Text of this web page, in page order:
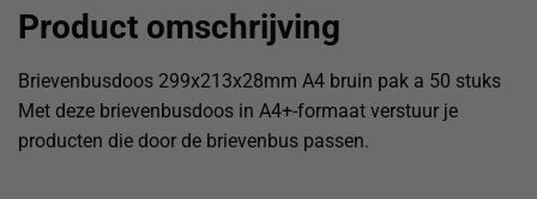
Product omschrijving
Brievenbusdoos 299x213x28mm A4 bruin pak a 50 stuks
Met deze brievenbusdoos in A4+-formaat verstuur je
producten die door de brievenbus passen.